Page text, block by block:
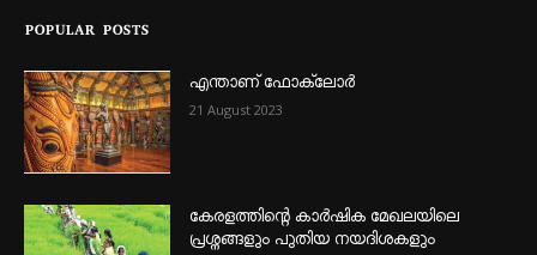
POPULAR POSTS
എന്താണ്‌ ഫോക്‌ലോർ
21 August 2023
കേരളത്തിന്റെ കാർഷിക മേഖലയിലെ
പ്രശ്നങ്ങളും പുതിയ നയദിശകളും